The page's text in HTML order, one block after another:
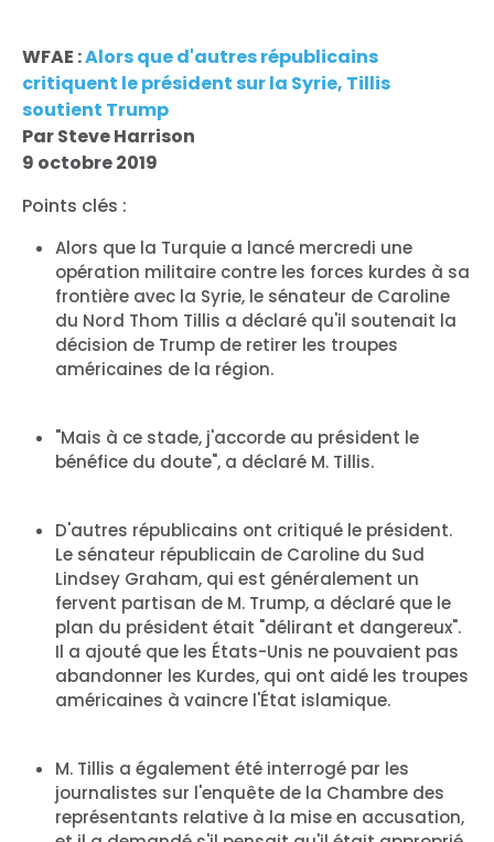
Accueil
Take Back the Courts
Travailler avec nous
Presse
WFAE :Alors que d'autres républicains
critiquent le président sur la Syrie, Tillis
soutient Trump
Par Steve Harrison
9 octobre 2019
Points clés :
Alors que la Turquie a lancé mercredi une
opération militaire contre les forces kurdes à sa
frontière avec la Syrie, le sénateur de Caroline
du Nord Thom Tillis a déclaré qu'il soutenait la
décision de Trump de retirer les troupes
américaines de la région.
"Mais à ce stade, j'accorde au président le
bénéfice du doute", a déclaré M. Tillis.
D'autres républicains ont critiqué le président.
Le sénateur républicain de Caroline du Sud
Lindsey Graham, qui est généralement un
fervent partisan de M. Trump, a déclaré que le
plan du président était "délirant et dangereux".
Il a ajouté que les États-Unis ne pouvaient pas
abandonner les Kurdes, qui ont aidé les troupes
américaines à vaincre l'État islamique.
M. Tillis a également été interrogé par les
journalistes sur l'enquête de la Chambre des
représentants relative à la mise en accusation,